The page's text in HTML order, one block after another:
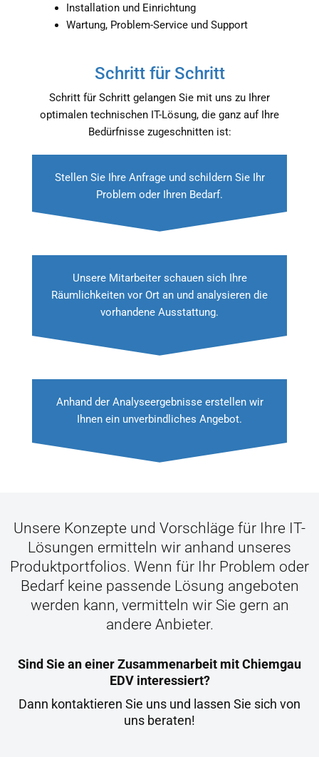
Installation und Einrichtung
Wartung, Problem-Service und Support
Schritt für Schritt
Schritt für Schritt gelangen Sie mit uns zu Ihrer
optimalen technischen IT-Lösung, die ganz auf Ihre
Bedürfnisse zugeschnitten ist:
Stellen Sie Ihre Anfrage und schildern Sie Ihr
Problem oder Ihren Bedarf.
Unsere Mitarbeiter schauen sich Ihre
Räumlichkeiten vor Ort an und analysieren die
vorhandene Ausstattung.
Anhand der Analyseergebnisse erstellen wir
Ihnen ein unverbindliches Angebot.
Unsere Konzepte und Vorschläge für Ihre IT-
Lösungen ermitteln wir anhand unseres
Produktportfolios. Wenn für Ihr Problem oder
Bedarf keine passende Lösung angeboten
werden kann, vermitteln wir Sie gern an
andere Anbieter.
Sind Sie an einer Zusammenarbeit mit Chiemgau
EDV interessiert?
Dann kontaktieren Sie uns und lassen Sie sich von
uns beraten!